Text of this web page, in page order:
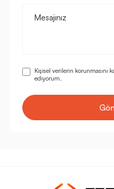
Mesajınız
Kişisel verilerin korunmasını
ediyorum.